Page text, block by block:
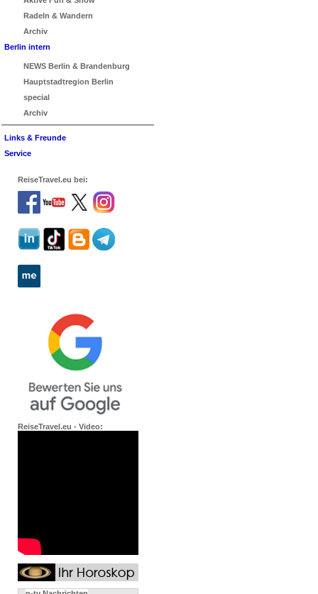
Radeln & Wandern
Archiv
Berlin intern
NEWS Berlin & Brandenburg
Hauptstadtregion Berlin
special
Archiv
Links & Freunde
Service
ReiseTravel.eu bei:
ReiseTravel.eu - Video: